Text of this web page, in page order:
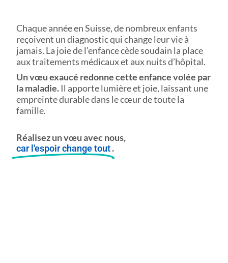
Chaque année en Suisse, de nombreux enfants
reçoivent un diagnostic qui change leur vie à
jamais. La joie de l’enfance cède soudain la place
aux traitements médicaux et aux nuits d’hôpital.
Un vœu exaucé redonne cette enfance volée par
la maladie. Il apporte lumière et joie, laissant une
empreinte durable dans le cœur de toute la
famille.
Réalisez un vœu avec nous,
car l'espoir change tout.